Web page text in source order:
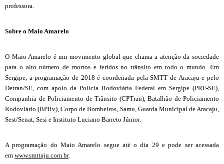
professora.
Sobre o Maio Amarelo
O Maio Amarelo é um movimento global que chama a atenção da sociedade
para o alto número de mortos e feridos no trânsito em todo o mundo. Em
Sergipe, a programação de 2018 é coordenada pela SMTT de Aracaju e pelo
Detran/SE, com apoio da Polícia Rodoviária Federal em Sergipe (PRF-SE),
Companhia de Policiamento de Trânsito (CPTran), Batalhão de Policiamento
Rodoviário (BPRv), Corpo de Bombeiros, Samu, Guarda Municipal de Aracaju,
Sest/Senat, Sesi e Instituto Luciano Barreto Júnior.
A programação do Maio Amarelo segue até o dia 29 e pode ser acessada
em www.smttaju.com.br.